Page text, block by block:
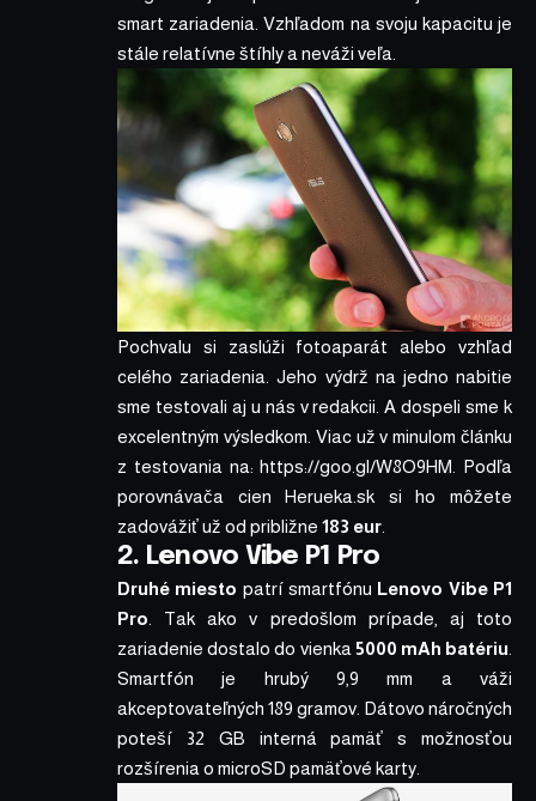
smart zariadenia. Vzhľadom na svoju kapacitu je
stále relatívne štíhly a neváži veľa.
Pochvalu si zaslúži fotoaparát alebo vzhľad
celého zariadenia. Jeho výdrž na jedno nabitie
sme testovali aj u nás v redakcii. A dospeli sme k
excelentným výsledkom. Viac už v minulom článku
z testovania na:https://goo.gl/W8O9HM . Podľa
porovnávača cien Herueka.sk si ho môžete
zadovážiť už od približne 183 eur
2. Lenovo Vibe P1 Pro
Druhé miesto patrí smartfónu Lenovo Vibe P1
Pro . Tak ako v predošlom prípade, aj toto
zariadenie dostalo do vienka 5000 mAh batériu
Smartfón je hrubý 9,9 mm a váži
akceptovateľných 189 gramov. Dátovo náročných
poteší 32 GB interná pamäť s možnosťou
rozšírenia o microSD pamäťové karty.